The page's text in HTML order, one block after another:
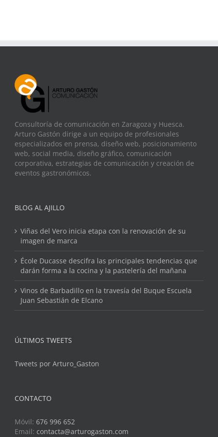
Consultoría de comunicación en Zaragoza y Huesca.
Arturo Gastón dirige a un equipo de profesionales
especializados en prensa, diseño web, posicionamiento
web, social media, diseño gráfico, comunicación
corporativa, estrategias de comunicación y creación de
eventos gastronómicos.
BLOG AL AJILLO
Viñas del Vero inicia etapa con la renovación de su
imagen de marca
École Ducasse descifra las principales tendencias que
darán forma a la cocina y la pastelería del mañana
Vinos de Barbadillo en la travesía del Buque Escuela
Juan Sebastián de Elcano
ÚLTIMOS TWEETS
Tweets por Arturo_Gaston
CONTACTO
Móvil: 676 996 652
Email: contacta@arturogaston.com